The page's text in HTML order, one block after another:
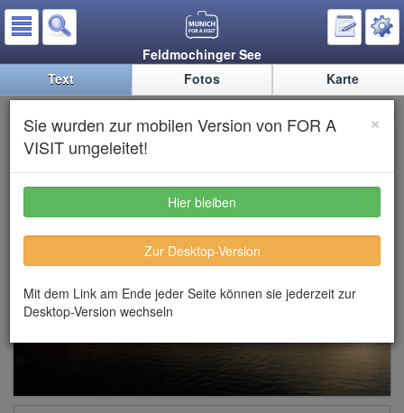
×
Sie wurden zur mobilen Version von FOR A
VISIT umgeleitet!
Hier bleiben
Zur Desktop-Version
Mit dem Link am Ende jeder Seite können sie jederzeit zur
Desktop-Version wechseln
Feldmochinger See
Text
Fotos Karte
Feldmochinger See